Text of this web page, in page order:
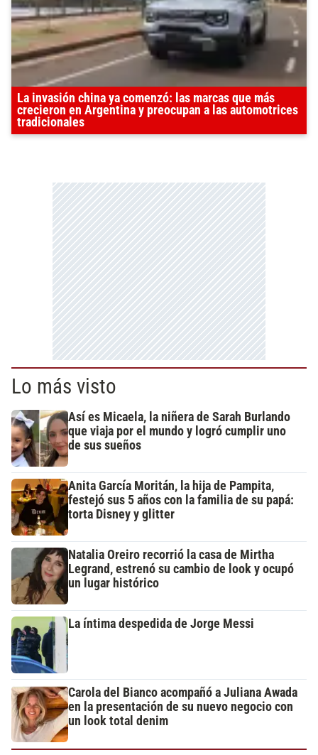
La invasión china ya comenzó: las marcas que más
crecieron en Argentina y preocupan a las automotrices
tradicionales
Lo más visto
Así es Micaela, la niñera de Sarah Burlando
que viaja por el mundo y logró cumplir uno
de sus sueños
Anita García Moritán, la hija de Pampita,
festejó sus 5 años con la familia de su papá:
torta Disney y glitter
Natalia Oreiro recorrió la casa de Mirtha
Legrand, estrenó su cambio de look y ocupó
un lugar histórico
La íntima despedida de Jorge Messi
Carola del Bianco acompañó a Juliana Awada
en la presentación de su nuevo negocio con
un look total denim